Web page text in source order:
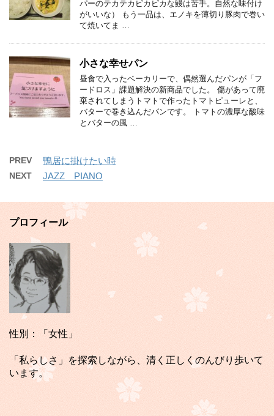
パーのテカテカピカピカな鰻は苦手。自然な味付け
がいいな） もう一品は、エノキを薄切り豚肉で巻い
て焼いてま …
小さな幸せパン
昼食で入ったベーカリーで、偶然選んだパンが「フ
ードロス」課題解決の新商品でした。 傷があって廃
棄されてしまうトマトで作ったトマトピューレと、
バターで巻き込んだパンです。 トマトの濃厚な酸味
とバターの風 …
PREV 鴨居に掛けたい時
NEXT JAZZ PIANO
プロフィール
性別：「女性」
「私らしさ」を探索しながら、清く正しくのんびり歩いて
います。